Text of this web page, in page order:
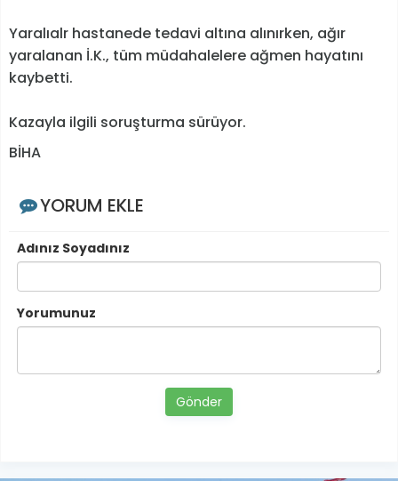
Yaralıalr hastanede tedavi altına alınırken, ağır
yaralanan İ.K., tüm müdahalelere ağmen hayatını
kaybetti.
Kazayla ilgili soruşturma sürüyor.
BİHA
YORUM EKLE
Adınız Soyadınız
Yorumunuz
Gönder